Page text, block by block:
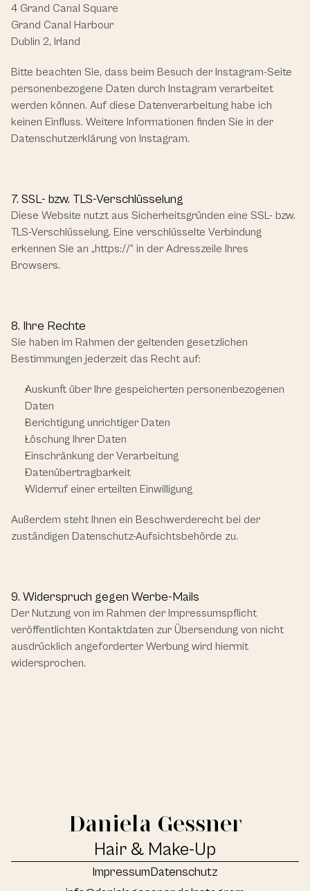
4 Grand Canal Square
Grand Canal Harbour
Dublin 2, Irland
Bitte beachten Sie, dass beim Besuch der Instagram-Seite
personenbezogene Daten durch Instagram verarbeitet
werden können. Auf diese Datenverarbeitung habe ich
keinen Einfluss. Weitere Informationen finden Sie in der
Datenschutzerklärung von Instagram.
7. SSL- bzw. TLS-Verschlüsselung
Diese Website nutzt aus Sicherheitsgründen eine SSL- bzw.
TLS-Verschlüsselung. Eine verschlüsselte Verbindung
erkennen Sie an „https://“ in der Adresszeile Ihres
Browsers.
8. Ihre Rechte
Sie haben im Rahmen der geltenden gesetzlichen
Bestimmungen jederzeit das Recht auf:
Auskunft über Ihre gespeicherten personenbezogenen
Daten
Berichtigung unrichtiger Daten
Löschung Ihrer Daten
Einschränkung der Verarbeitung
Datenübertragbarkeit
Widerruf einer erteilten Einwilligung
Außerdem steht Ihnen ein Beschwerderecht bei der
zuständigen Datenschutz-Aufsichtsbehörde zu.
9. Widerspruch gegen Werbe-Mails
Der Nutzung von im Rahmen der Impressumspflicht
veröffentlichten Kontaktdaten zur Übersendung von nicht
ausdrücklich angeforderter Werbung wird hiermit
widersprochen.
Daniela Gessner
Hair & Make-Up
ImpressumDatenschutz